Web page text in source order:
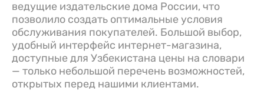
ведущие издательские дома России, что
позволило создать оптимальные условия
обслуживания покупателей. Большой выбор,
удобный интерфейс интернет-магазина,
доступные для Узбекистана цены на словари
— только небольшой перечень возможностей,
открытых перед нашими клиентами.